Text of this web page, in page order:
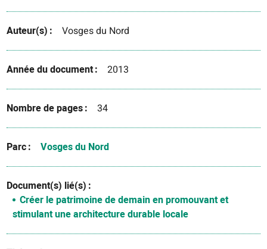
Auteur(s) Vosges du Nord
Année du document 2013
Nombre de pages 34
Parc Vosges du Nord
Document(s) lié(s)
Créer le patrimoine de demain en promouvant et
stimulant une architecture durable locale